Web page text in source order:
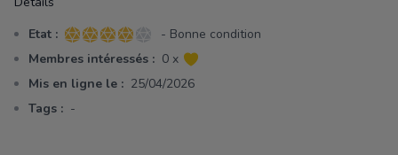
Etat : 4 sur 5 étoiles
- Bonne condition
Membres intéressés : 0 x
Mis en ligne le : 25/04/2026
Tags : -